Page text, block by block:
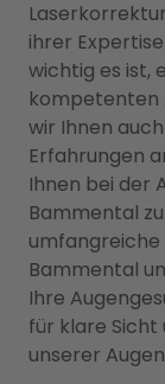
ihrer
wichtig es ist,
kompetenten
wir Ihnen
Erfahrungen
Ihnen bei der
Bammental
umfangreiche
Bammental
Ihre
für klare Sicht
unserer